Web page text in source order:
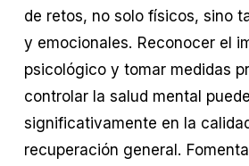
de retos, no solo físicos, sino
y emocionales. Reconocer el
psicológico y tomar medidas
controlar la salud mental
significativamente en la
recuperación general.